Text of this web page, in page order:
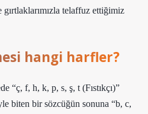
gırtlaklarımızla telaffuz ettiğimiz
hangi harfler?
“ç, f, h, k, p, s, ş, t (Fıstıkçı)”
biten bir sözcüğün sonuna “b, c,